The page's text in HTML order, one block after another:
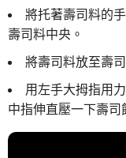
將托著壽司料的
壽司料中央。
將壽司料放至壽
用左手大拇指用
中指伸直壓一下壽司